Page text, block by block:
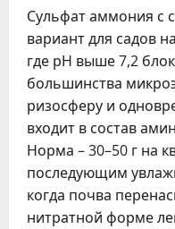
Сульфат аммония с
вариант для садов
где рН выше 7,2
большинства
ризосферу и
входит в состав
Норма – 30–50 г на
последующим
когда почва
нитратной форме